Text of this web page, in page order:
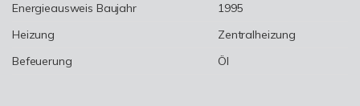
Energieausweis Baujahr
1995
Heizung
Zentralheizung
Befeuerung
Öl